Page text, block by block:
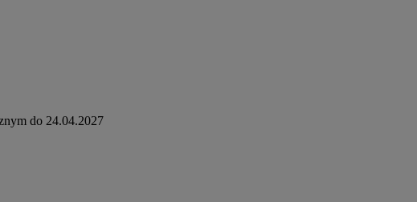
do 24.04.2027